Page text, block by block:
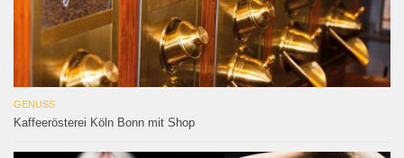
GENUSS
Kaffeerösterei Köln Bonn mit Shop